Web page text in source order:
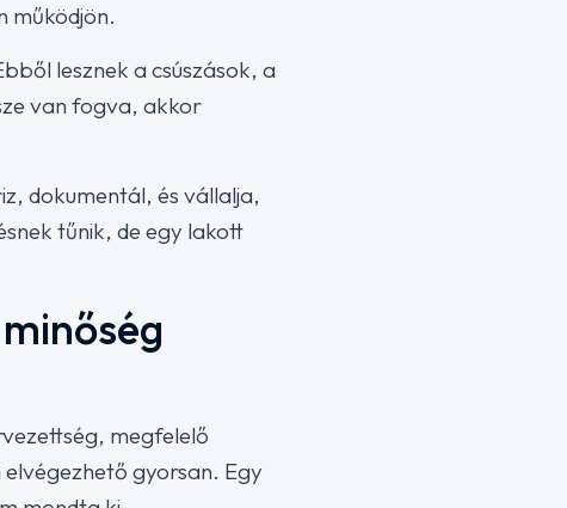
működjön.
lesznek a csúszások, a
van fogva, akkor
dokumentál, és vállalja,
tűnik, de egy lakott
megfelelő
gyorsan. Egy